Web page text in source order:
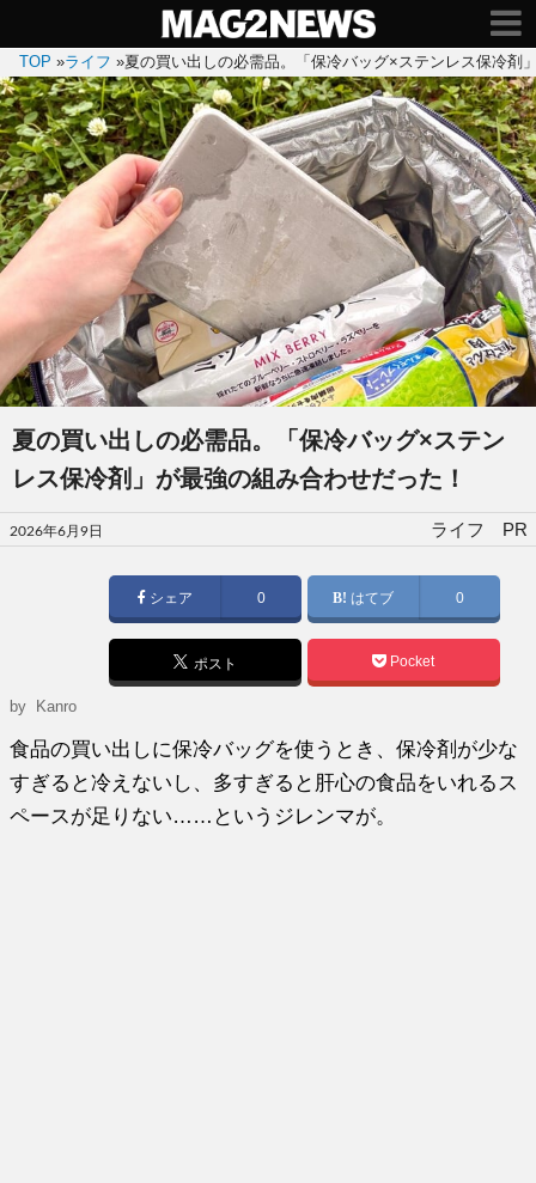
TOP »ライフ »夏の買い出しの必需品。「保冷バッグ×ステンレス保冷剤
夏の買い出しの必需品。「保冷バッグ×ステン
レス保冷剤」が最強の組み合わせだった！
投
稿
2026年6月9日 ライフ PR
シェア 0 はてブ 0
ポスト Pocket
by Kanro
食品の買い出しに保冷バッグを使うとき、保冷剤が少な
すぎると冷えないし、多すぎると肝心の食品をいれるス
ペースが足りない……というジレンマが。